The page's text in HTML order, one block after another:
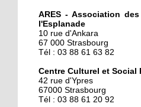
26 septembre 2019
La rentrée des
week-end !
ARES - Association
l'Esplanade
10 rue d'Ankara
67 000 Strasbourg
Tél : 03 88 61 63 82
Centre Culturel et Social
42 rue d'Ypres
67000 Strasbourg
Tél : 03 88 61 20 92